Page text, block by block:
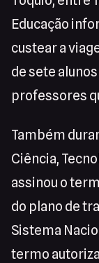
Educação
custear a
de sete
professores
Também
Ciência,
assinou o
do plano de
Sistema
termo